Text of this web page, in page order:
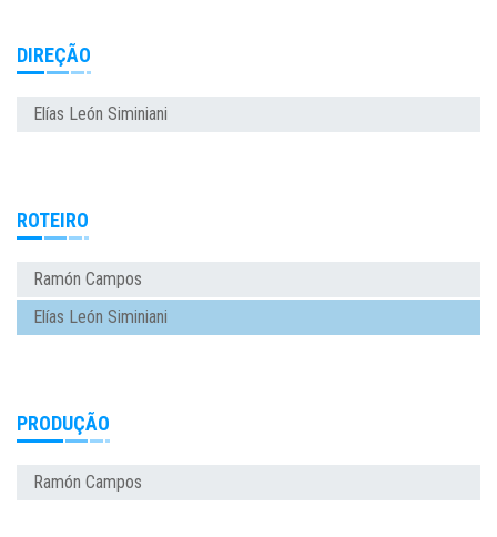
DIREÇÃO
Elías León Siminiani
ROTEIRO
Ramón Campos
Elías León Siminiani
PRODUÇÃO
Ramón Campos